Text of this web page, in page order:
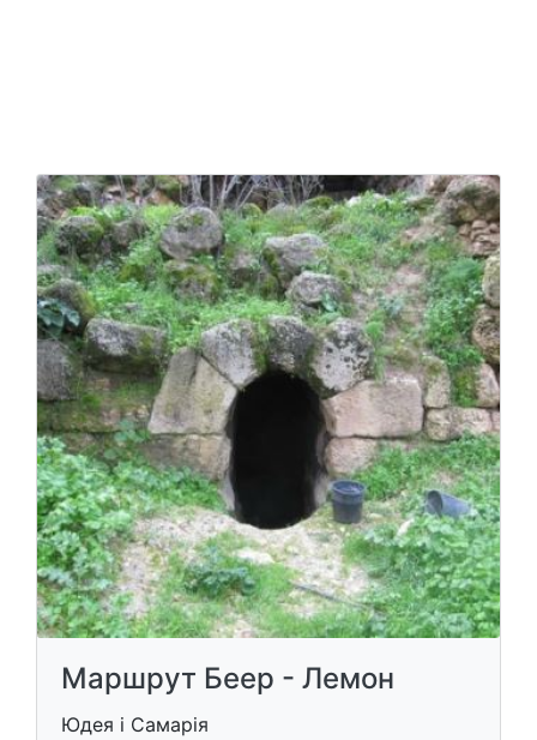
Маршрут Беер - Лемон
Юдея і Самарія